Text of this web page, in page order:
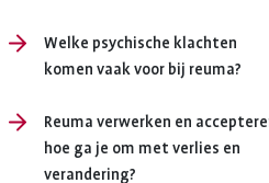
kan
om je
Welke psychische klachten
komen vaak voor bij reuma?
Reuma verwerken en
hoe ga je om met verlies en
verandering?